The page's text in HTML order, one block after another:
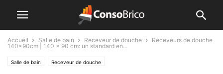
Accueil Salle de bain Receveur de douche
Receveurs de douche
140x90cm | 140 x 90 cm: un standard en...
Salle de bain Receveur de douche